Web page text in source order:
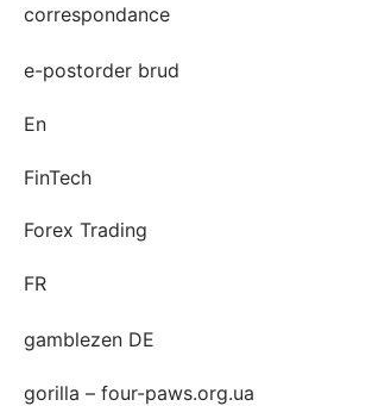
correspondance
e-postorder brud
En
FinTech
Forex Trading
FR
gamblezen DE
gorilla – four-paws.org.ua